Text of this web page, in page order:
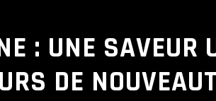
: UNE SAVEUR
DE